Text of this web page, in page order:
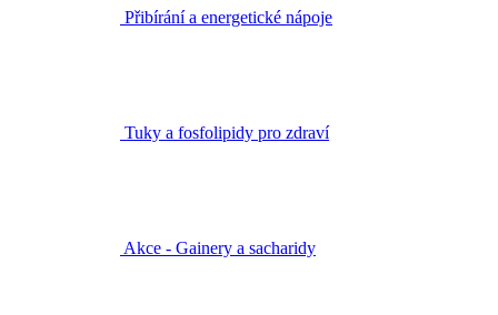
Přibírání a energetické nápoje
Tuky a fosfolipidy pro zdraví
Akce - Gainery a sacharidy